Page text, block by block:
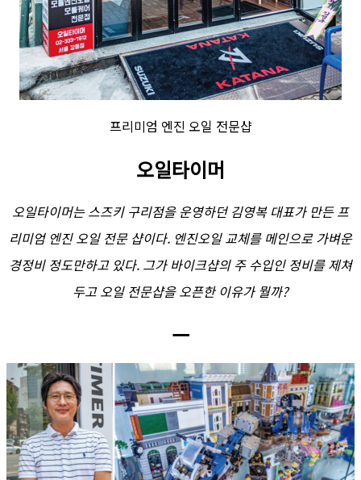
프리미엄 엔진 오일 전문샵
오일타이머
오일타이머는 스즈키 구리점을 운영하던 김영복 대표가 만든 프
리미엄 엔진 오일 전문 샵이다. 엔진오일 교체를 메인으로 가벼운
경정비 정도만하고 있다. 그가 바이크샵의 주 수입인 정비를 제쳐
두고 오일 전문샵을 오픈한 이유가 뭘까?
ㅡ